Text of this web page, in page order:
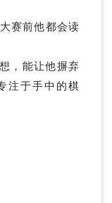
赛前他都会读
，能让他摒弃
注于手中的棋